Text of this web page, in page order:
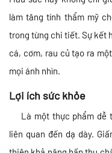
làm tăng tính thẩm mỹ
trong từng chi tiết. Sự kết
cá, cơm, rau củ tạo ra
mọi ánh nhìn.
Lợi ích sức khỏe
Là một thực phẩm dễ
liên quan đến dạ dày.